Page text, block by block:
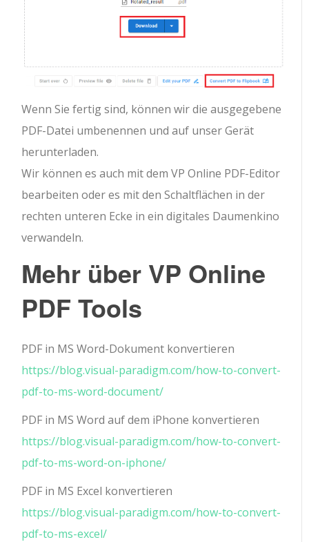
Wenn Sie fertig sind, können wir die ausgegebene
PDF-Datei umbenennen und auf unser Gerät
herunterladen.
Wir können es auch mit dem VP Online PDF-Editor
bearbeiten oder es mit den Schaltflächen in der
rechten unteren Ecke in ein digitales Daumenkino
verwandeln.
Mehr über VP Online
PDF Tools
PDF in MS Word-Dokument konvertieren
https://blog.visual-paradigm.com/how-to-convert-
pdf-to-ms-word-document/
PDF in MS Word auf dem iPhone konvertieren
https://blog.visual-paradigm.com/how-to-convert-
pdf-to-ms-word-on-iphone/
PDF in MS Excel konvertieren
https://blog.visual-paradigm.com/how-to-convert-
pdf-to-ms-excel/